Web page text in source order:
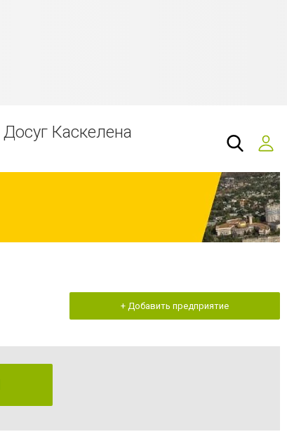
Досуг Каскелена
+ Добавить предприятие